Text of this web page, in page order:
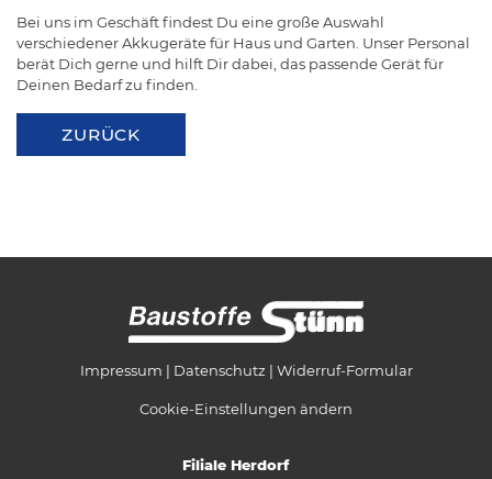
Bei uns im Geschäft findest Du eine große Auswahl
verschiedener Akkugeräte für Haus und Garten. Unser Personal
berät Dich gerne und hilft Dir dabei, das passende Gerät für
Deinen Bedarf zu finden.
ZURÜCK
Impressum Datenschutz Widerruf-Formular
Cookie-Einstellungen ändern
Filiale Herdorf